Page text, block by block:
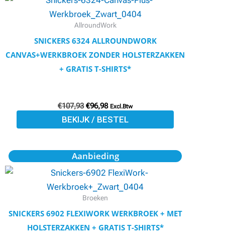
AllroundWork
SNICKERS 6324 ALLROUNDWORK
CANVAS+WERKBROEK ZONDER HOLSTERZAKKEN
+ GRATIS T-SHIRTS*
€107,93
€107,93.
€96,98
€96,98.
Excl.Btw
BEKIJK / BESTEL
meerdere
variaties.
Deze
optie
worden
op
productpagina
Aanbieding
Broeken
SNICKERS 6902 FLEXIWORK WERKBROEK + MET
HOLSTERZAKKEN + GRATIS T-SHIRTS*
Oorspronkelijke
prijs
was:
€164,95.
Huidige
prijs
is:
€148,46.
Dit
product
meerdere
variaties.
Deze